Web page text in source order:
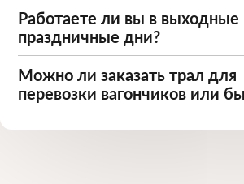
Работаете ли вы в выходные
праздничные дни?
Можно ли заказать трал для
перевозки вагончиков или